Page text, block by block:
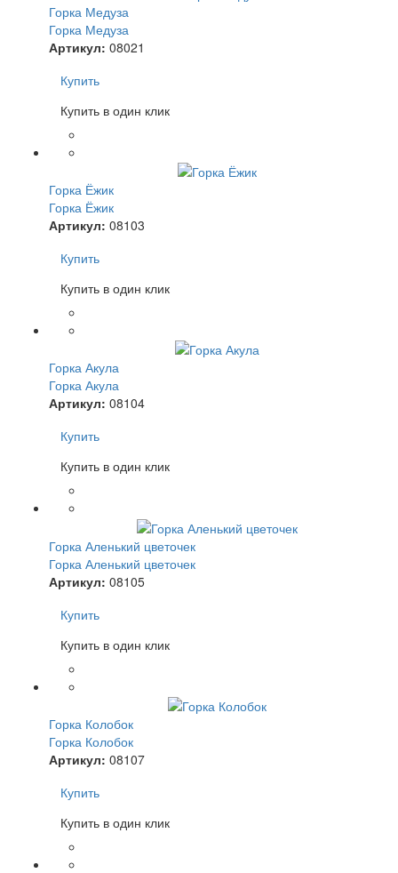
Горка Медуза
Горка Медуза
Артикул: 08021
Купить
Купить в один клик
Горка Ёжик
Горка Ёжик
Артикул: 08103
Купить
Купить в один клик
Горка Акула
Горка Акула
Артикул: 08104
Купить
Купить в один клик
Горка Аленький цветочек
Горка Аленький цветочек
Артикул: 08105
Купить
Купить в один клик
Горка Колобок
Горка Колобок
Артикул: 08107
Купить
Купить в один клик